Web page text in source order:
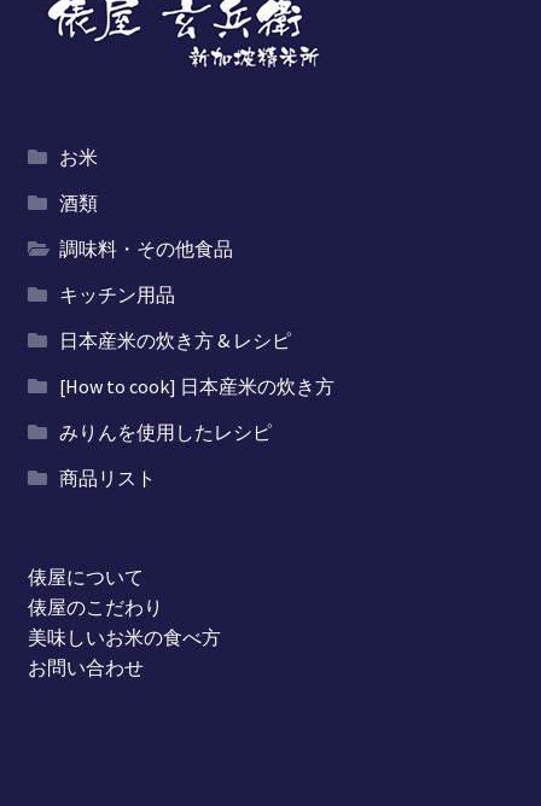
お米
酒類
調味料・その他食品
キッチン用品
日本産米の炊き方 & レシピ
[How to cook] 日本産米の炊き方
みりんを使用したレシピ
商品リスト
俵屋について
俵屋のこだわり
美味しいお米の食べ方
お問い合わせ